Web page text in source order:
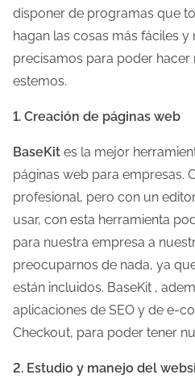
p
o
d
e
e
c
a
n
disponer de programas que
hagan las cosas más fáciles
precisamos para poder
estemos.
1. Creación de páginas web
BaseKit es la mejor
páginas web para empresas.
profesional, pero con un
usar, con esta herramienta
para nuestra empresa a
preocuparnos de nada, ya
están incluidos. BaseKit ,
aplicaciones de SEO y de e-
Checkout, para poder tener
2. Estudio y manejo del